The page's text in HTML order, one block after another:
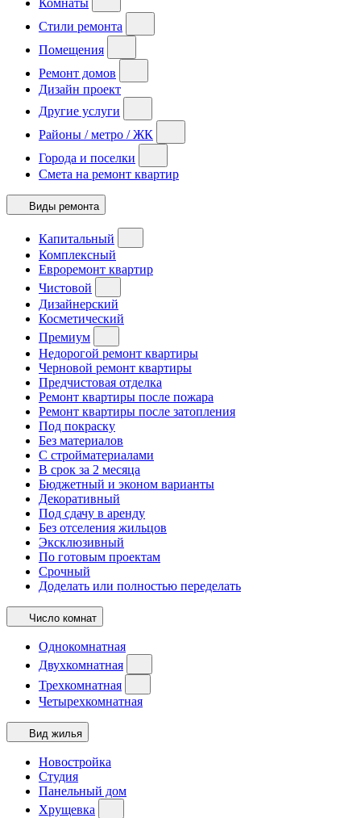
Комнаты
Стили ремонта
Помещения
Ремонт домов
Дизайн проект
Другие услуги
Районы / метро / ЖК
Города и поселки
Смета на ремонт квартир
Виды ремонта
Капитальный
Комплексный
Евроремонт квартир
Чистовой
Дизайнерский
Косметический
Премиум
Недорогой ремонт квартиры
Черновой ремонт квартиры
Предчистовая отделка
Ремонт квартиры после пожара
Ремонт квартиры после затопления
Под покраску
Без материалов
С стройматериалами
В срок за 2 месяца
Бюджетный и эконом варианты
Декоративный
Под сдачу в аренду
Без отселения жильцов
Эксклюзивный
По готовым проектам
Срочный
Доделать или полностью переделать
Число комнат
Однокомнатная
Двухкомнатная
Трехкомнатная
Четырехкомнатная
Вид жилья
Новостройка
Студия
Панельный дом
Хрущевка